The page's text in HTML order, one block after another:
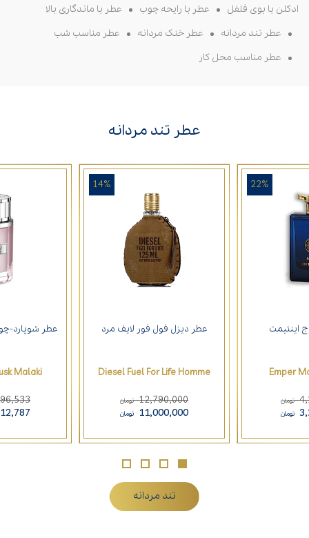
ادکلن با بوی فلفل عطر با رایحه چوب
عطر با ماندگاری بالا
عطر تند مردانه
عطر خنک مردانه
عطر مناسب شب
عطر مناسب محل کار
عطر تند مردانه
22%
اینتیمت
Emper
تومان
تومان
14%
عطر دیزل فول فور لایف مرد
Diesel Fuel For Life Homme
12,790,000 تومان
11,000,000 تومان
عطر شوپارد-
Malaki
تند مردانه